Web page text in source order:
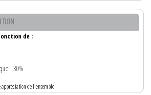
de :
: 30%
de l'ensemble